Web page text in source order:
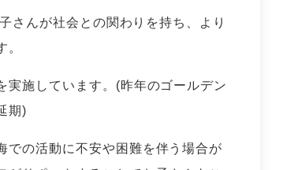
さんが社会との関わりを持ち、より
実施しています。(昨年のゴールデン
期)
での活動に不安や困難を伴う場合が